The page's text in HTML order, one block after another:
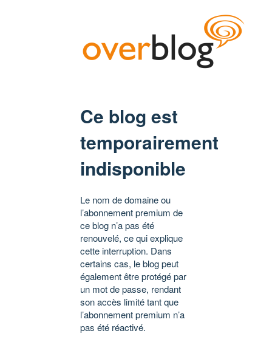
Ce blog est
temporairement
indisponible
Le nom de domaine ou
l’abonnement premium de
ce blog n’a pas été
renouvelé, ce qui explique
cette interruption. Dans
certains cas, le blog peut
également être protégé par
un mot de passe, rendant
son accès limité tant que
l’abonnement premium n’a
pas été réactivé.